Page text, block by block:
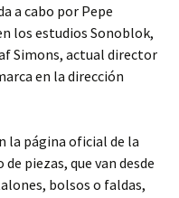
a cabo por Pepe
los estudios Sonoblok,
Simons, actual director
en la dirección
la página oficial de la
piezas, que van desde
bolsos o faldas,